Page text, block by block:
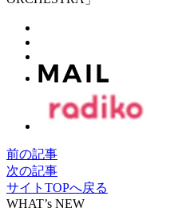
前の記事
次の記事
サイトTOPへ戻る
WHAT’s NEW